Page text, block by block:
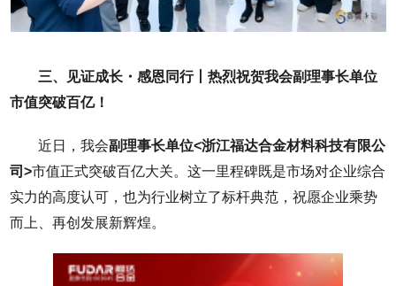
三、见证成长・感恩同行丨热烈祝贺我会副理事长单位
市值突破百亿！
近日，我会副理事长单位<浙江福达合金材料科技有限公
司>市值正式突破百亿大关。这一里程碑既是市场对企业综合
实力的高度认可，也为行业树立了标杆典范，祝愿企业乘势
而上、再创发展新辉煌。